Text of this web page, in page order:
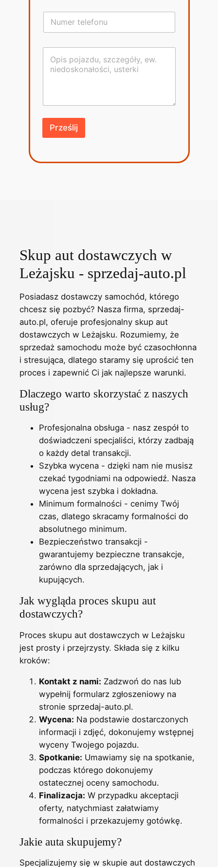
Prześlij
Skup aut dostawczych w
Leżajsku - sprzedaj-auto.pl
Posiadasz dostawczy samochód, którego
chcesz się pozbyć? Nasza firma, sprzedaj-
auto.pl, oferuje profesjonalny skup aut
dostawczych w Leżajsku. Rozumiemy, że
sprzedaż samochodu może być czasochłonna
i stresująca, dlatego staramy się uprościć ten
proces i zapewnić Ci jak najlepsze warunki.
Dlaczego warto skorzystać z naszych
usług?
Profesjonalna obsługa - nasz zespół to
doświadczeni specjaliści, którzy zadbają
o każdy detal transakcji.
Szybka wycena - dzięki nam nie musisz
czekać tygodniami na odpowiedź. Nasza
wycena jest szybka i dokładna.
Minimum formalności - cenimy Twój
czas, dlatego skracamy formalności do
absolutnego minimum.
Bezpieczeństwo transakcji -
gwarantujemy bezpieczne transakcje,
zarówno dla sprzedających, jak i
kupujących.
Jak wygląda proces skupu aut
dostawczych?
Proces skupu aut dostawczych w Leżajsku
jest prosty i przejrzysty. Składa się z kilku
kroków:
Kontakt z nami: Zadzwoń do nas lub
wypełnij formularz zgłoszeniowy na
stronie sprzedaj-auto.pl.
Wycena: Na podstawie dostarczonych
informacji i zdjęć, dokonujemy wstępnej
wyceny Twojego pojazdu.
Spotkanie: Umawiamy się na spotkanie,
podczas którego dokonujemy
ostatecznej oceny samochodu.
Finalizacja: W przypadku akceptacji
oferty, natychmiast załatwiamy
formalności i przekazujemy gotówkę.
Jakie auta skupujemy?
Specjalizujemy się w skupie aut dostawczych